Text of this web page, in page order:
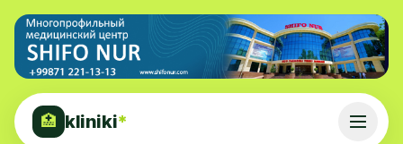
🏥 kliniki*